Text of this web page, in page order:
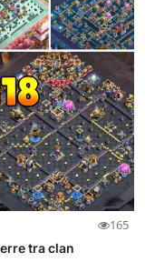
165
tra clan